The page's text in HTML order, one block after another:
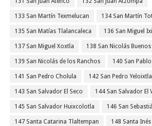
133 San Martín Texmelucan 134 San Martín
135 San Matías Tlalancaleca 136 San Miguel
137 San Miguel Xoxtla 138 San Nicolás Buenos
139 San Nicolás de los Ranchos 140 San
141 San Pedro Cholula 142 San Pedro
143 San Salvador El Seco 144 San Salvador El
145 San Salvador Huixcolotla 146 San
147 Santa Catarina Tlaltempan 148 Santa